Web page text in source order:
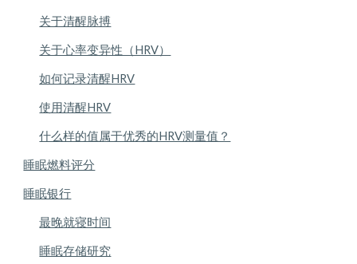
关于清醒脉搏
关于心率变异性（HRV）
如何记录清醒HRV
使用清醒HRV
什么样的值属于优秀的HRV测量值？
睡眠燃料评分
睡眠银行
最晚就寝时间
睡眠存储研究